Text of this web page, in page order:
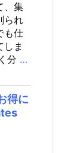
、集
られ
も仕
ま
分 …
得に